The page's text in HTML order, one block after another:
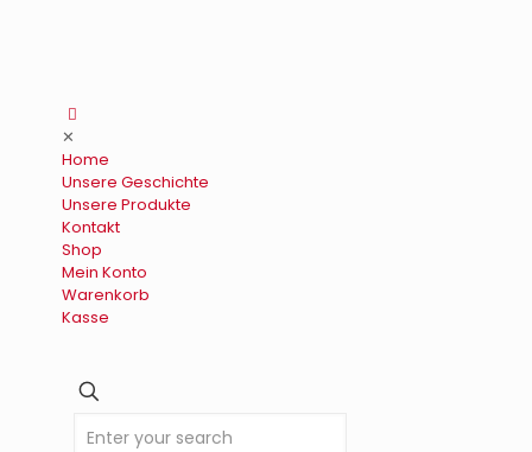
✕
Home
Unsere Geschichte
Unsere Produkte
Kontakt
Shop
Mein Konto
Warenkorb
Kasse